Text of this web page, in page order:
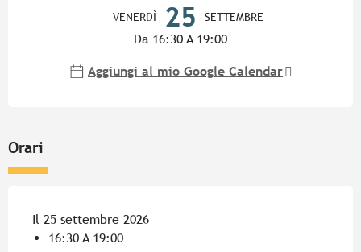
VENERDÌ 25 SETTEMBRE
Da 16:30 A 19:00
Aggiungi al mio Google Calendar
Orari
Il 25 settembre 2026
16:30 A 19:00